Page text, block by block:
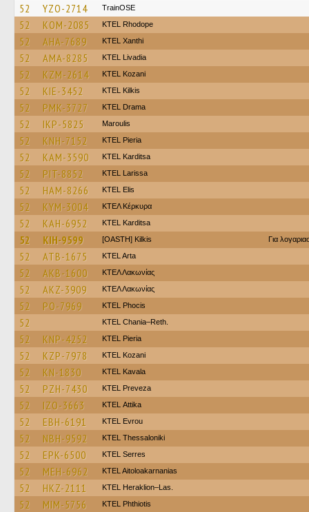
52 YZO-2714 TrainΟSE
52 KOM-2085 KTEL Rhodope
52 AHA-7689 KTEL Xanthi
52 AMA-8285 KTEL Livadia
52 KZM-2614 ΚΤΕL Kozani
52 KIE-3452 KTEL Kilkis
52 PMK-3727 KTEL Drama
52 IKP-5825 Maroulis
52 KNH-7152 KTEL Pieria
52 KAM-3590 ΚΤΕL Karditsa
52 PIT-8852 KTEL Larissa
52 HAM-8266 KTEL Elis
52 KYM-3004 ΚΤΕΛ Κέρκυρα
52 KAH-6952 ΚΤΕL Karditsa
52 KIH-9599 [OASTH] Kilkis Για
52 ATB-1675 KTEL Arta
52 AKB-1600 ΚΤΕΛ Λακωνίας
52 AKZ-3909 ΚΤΕΛ Λακωνίας
52 PO-7969 ΚΤΕL Phocis
52 KTEL Chania–Reth.
52 KNP-4252 KTEL Pieria
52 KZP-7978 ΚΤΕL Kozani
52 KN-1830 KTEL Kavala
52 PZH-7430 KTEL Preveza
52 IZO-3663 KΤΕL Αttika
52 EBH-6191 KTEL Evrou
52 NBH-9592 KTEL Thessaloniki
52 EPK-6500 KTEL Serres
52 MEH-6962 KTEL Aitoloakarnanias
52 HKZ-2111 KTEL Heraklion–Las.
52 MIM-5756 ΚΤΕL Phthiotis